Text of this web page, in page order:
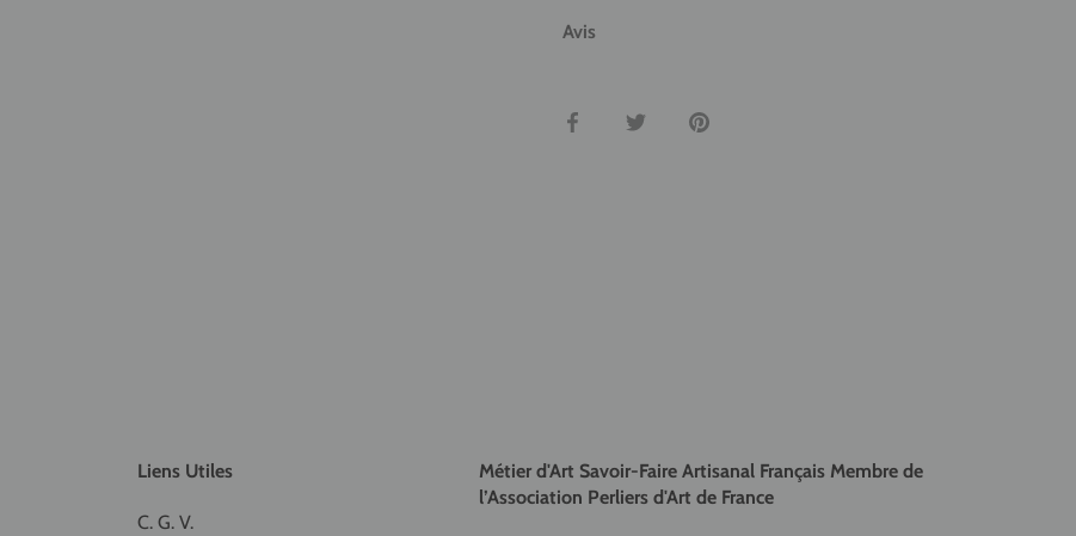
Avis
Partager TweeterÉpingler
Liens Utiles
C. G. V.
Métier d'Art Savoir-Faire Artisanal Français Membre de
l’Association Perliers d'Art de France